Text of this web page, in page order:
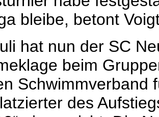
bleibe, betont
hat nun der SC
beim
Schwimmverband
des